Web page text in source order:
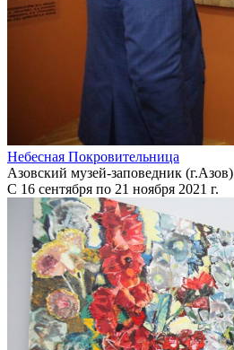
Небесная Покровительница
Азовский музей-заповедник (г.Азов)
С 16 сентября по 21 ноября 2021 г.